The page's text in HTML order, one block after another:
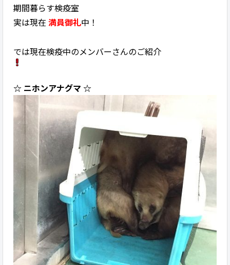
期間暮らす検疫室
実は現在 満員御礼中！
では現在検疫中のメンバーさんのご紹介
☆ ニホンアナグマ ☆